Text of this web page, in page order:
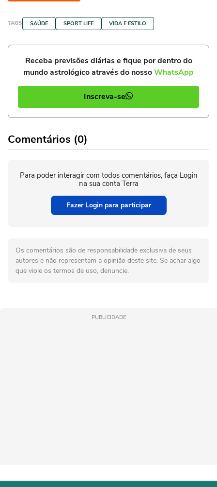
TAGS SAÚDE SPORT LIFE VIDA E ESTILO
Receba previsões diárias e fique por dentro do
mundo astrológico através do nossoWhatsApp
Inscreva-se
Comentários (0)
Para poder interagir com todos comentários, faça Login
na sua conta Terra
Fazer Login para participar
Os comentários são de responsabilidade exclusiva de seus
autores e não representam a opinião deste site. Se achar algo
que viole os termos de uso, denuncie.
PUBLICIDADE